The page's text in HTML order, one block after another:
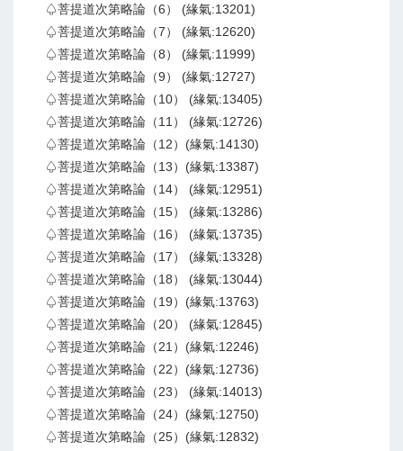
♤菩提道次第略論（6） (緣氣:13201)
♤菩提道次第略論（7） (緣氣:12620)
♤菩提道次第略論（8） (緣氣:11999)
♤菩提道次第略論（9） (緣氣:12727)
♤菩提道次第略論（10） (緣氣:13405)
♤菩提道次第略論（11） (緣氣:12726)
♤菩提道次第略論（12）(緣氣:14130)
♤菩提道次第略論（13）(緣氣:13387)
♤菩提道次第略論（14） (緣氣:12951)
♤菩提道次第略論（15） (緣氣:13286)
♤菩提道次第略論（16） (緣氣:13735)
♤菩提道次第略論（17） (緣氣:13328)
♤菩提道次第略論（18） (緣氣:13044)
♤菩提道次第略論（19）(緣氣:13763)
♤菩提道次第略論（20） (緣氣:12845)
♤菩提道次第略論（21）(緣氣:12246)
♤菩提道次第略論（22）(緣氣:12736)
♤菩提道次第略論（23） (緣氣:14013)
♤菩提道次第略論（24）(緣氣:12750)
♤菩提道次第略論（25）(緣氣:12832)